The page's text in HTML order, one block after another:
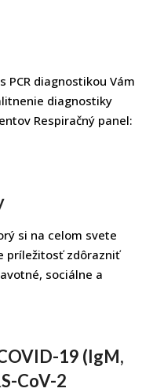
PCR diagnostikou Vám
diagnostiky
Respiračný panel:
si na celom svete
príležitosť zdôrazniť
sociálne a
19 (IgM,
CoV-2